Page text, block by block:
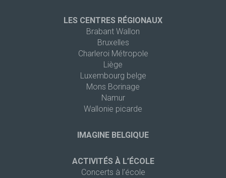
LES CENTRES RÉGIONAUX
Brabant Wallon
Bruxelles
Charleroi Métropole
Liège
Luxembourg belge
Mons Borinage
Namur
Wallonie picarde
IMAGINE BELGIQUE
ACTIVITÉS À L’ÉCOLE
Concerts à l’école